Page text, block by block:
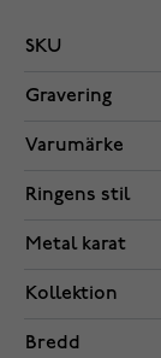
SKU
Gravering
Varumärke
Ringens stil
Metal karat
Kollektion
Bredd